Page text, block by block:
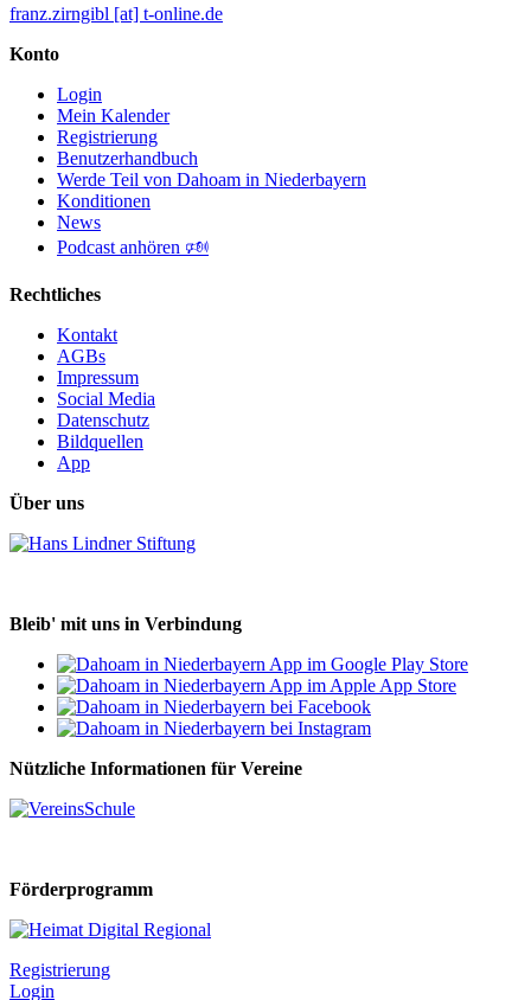
franz.zirngibl [at] t-online.de
Konto
Login
Mein Kalender
Registrierung
Benutzerhandbuch
Werde Teil von Dahoam in Niederbayern
Konditionen
News
Podcast anhören 🕬
Rechtliches
Kontakt
AGBs
Impressum
Social Media
Datenschutz
Bildquellen
App
Über uns
Bleib' mit uns in Verbindung
Nützliche Informationen für Vereine
Förderprogramm
Registrierung
Login